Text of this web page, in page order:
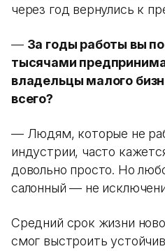
через год вернулись к
— За годы работы вы
тысячами
владельцы малого
всего?
— Людям, которые не
индустрии, часто
довольно просто. Но
салонный — не
Средний срок жизни
смог выстроить